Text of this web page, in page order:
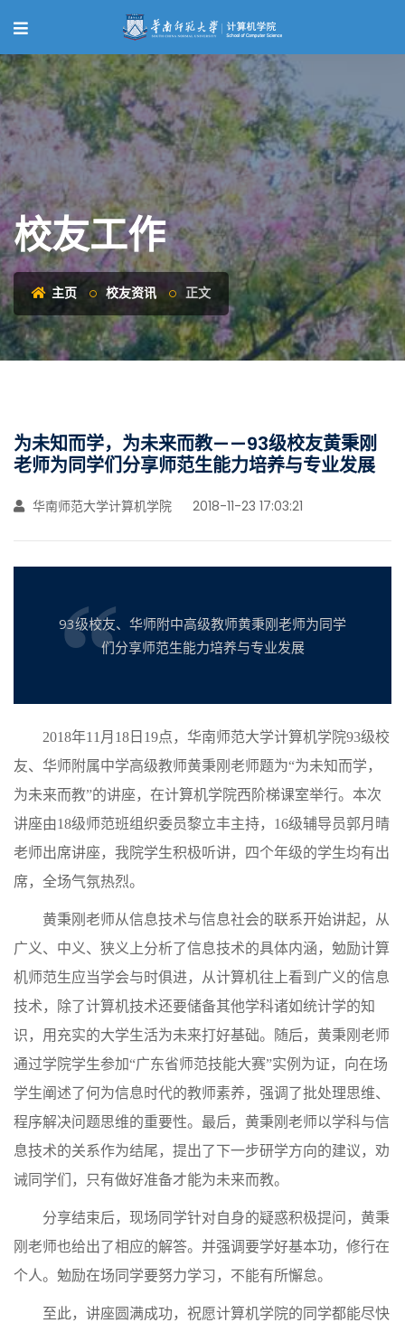
校友工作
主页 校友资讯 正文
为未知而学，为未来而教——93级校友黄秉刚
老师为同学们分享师范生能力培养与专业发展
华南师范大学计算机学院 2018-11-23 17:03:21
93级校友、华师附中高级教师黄秉刚老师为同学
们分享师范生能力培养与专业发展
2018年11月18日19点，华南师范大学计算机学院93级校
友、华师附属中学高级教师黄秉刚老师题为“为未知而学，
为未来而教”的讲座，在计算机学院西阶梯课室举行。本次
讲座由18级师范班组织委员黎立丰主持，16级辅导员郭月晴
老师出席讲座，我院学生积极听讲，四个年级的学生均有出
席，全场气氛热烈。
黄秉刚老师从信息技术与信息社会的联系开始讲起，从
广义、中义、狭义上分析了信息技术的具体内涵，勉励计算
机师范生应当学会与时俱进，从计算机往上看到广义的信息
技术，除了计算机技术还要储备其他学科诸如统计学的知
识，用充实的大学生活为未来打好基础。随后，黄秉刚老师
通过学院学生参加“广东省师范技能大赛”实例为证，向在场
学生阐述了何为信息时代的教师素养，强调了批处理思维、
程序解决问题思维的重要性。最后，黄秉刚老师以学科与信
息技术的关系作为结尾，提出了下一步研学方向的建议，劝
诫同学们，只有做好准备才能为未来而教。
分享结束后，现场同学针对自身的疑惑积极提问，黄秉
刚老师也给出了相应的解答。并强调要学好基本功，修行在
个人。勉励在场同学要努力学习，不能有所懈怠。
至此，讲座圆满成功，祝愿计算机学院的同学都能尽快